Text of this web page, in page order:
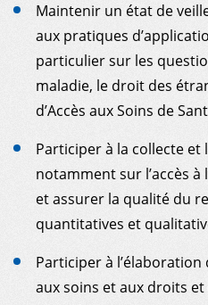
Maintenir un état de
aux pratiques
particulier sur les
maladie, le droit des
d’Accès aux Soins de
Participer à la collecte et
notamment sur l’accès à
et assurer la qualité du
quantitatives et
Participer à l’élaboration
aux soins et aux droits